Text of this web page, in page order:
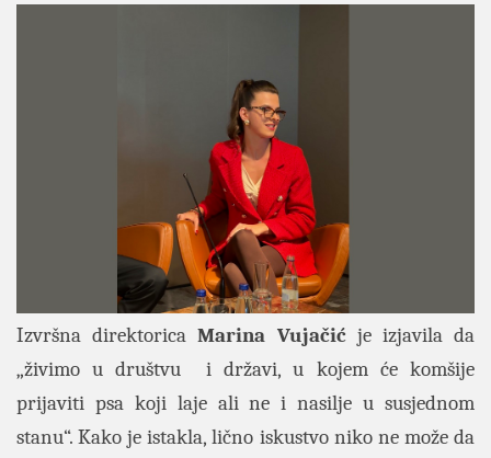
Izvršna direktoricaMarina Vujačićje izjavila da
„živimo u društvu i državi, u kojem će komšije
prijaviti psa koji laje ali ne i nasilje u susjednom
stanu“. Kako je istakla, lično iskustvo niko ne može da